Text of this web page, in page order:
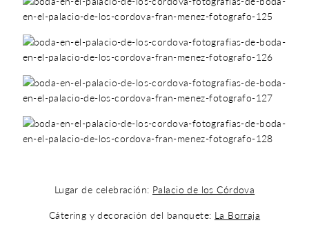
Lugar de celebración: Palacio de los Córdova
Cátering y decoración del banquete: La Borraja